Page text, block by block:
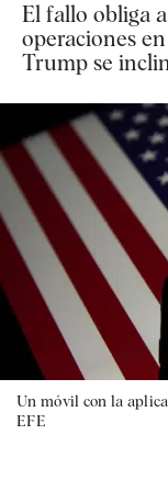
El fallo obliga
operaciones
Trump se
Un móvil con la
EFE